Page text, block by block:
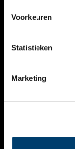
Voorkeuren
Statistieken
Marketing
KALENDER
THEMA’S
VIDEO’S
CONTACT